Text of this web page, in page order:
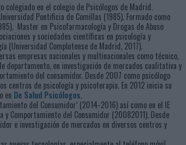
colegiado en el colegio de Psicólogos de Madrid.
Pontificia de Comillas (1985). Formado como
Master en Psicofarmacología y Drogas de Abuso
y sociedades científicas en psicología y
(Universidad Complutense de Madrid, 2017).
empresas nacionales y multinacionales como técnico,
departamento, en investigación de mercados cualitativa y
del consumidor. Desde 2007 como psicólogo
centros de psicología y psicoterapia. En 2012 inicia su
en De Salud Psicólogos.
del Consumidor’ (2014-2016) así como en el IE
Comportamiento del Consumidor (20082011). Desde
e investigación de mercados en diversos centros y